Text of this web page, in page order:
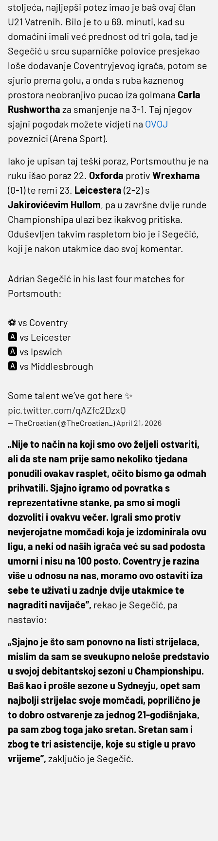
stoljeća, najljepši potez imao je baš ovaj član
U21 Vatrenih. Bilo je to u 69. minuti, kad su
domaćini imali već prednost od tri gola, tad je
Segečić u srcu suparničke polovice presjekao
loše dodavanje Coventryjevog igrača, potom se
sjurio prema golu, a onda s ruba kaznenog
prostora neobranjivo pucao iza golmana Carla
Rushwortha za smanjenje na 3-1. Taj njegov
sjajni pogodak možete vidjeti na OVOJ
poveznici (Arena Sport).
Iako je upisan taj teški poraz, Portsmouthu je na
ruku išao poraz 22. Oxforda protiv Wrexhama
(0-1) te remi 23. Leicestera (2-2) s
Jakirovićevim Hullom, pa u završne dvije runde
Championshipa ulazi bez ikakvog pritiska.
Oduševljen takvim raspletom bio je i Segečić,
koji je nakon utakmice dao svoj komentar.
Adrian Segečić in his last four matches for
Portsmouth:
⚽️ vs Coventry
🅰️ vs Leicester
🅰️ vs Ipswich
🅰️ vs Middlesbrough
Some talent we’ve got here ✨
pic.twitter.com/qAZfc2DzxQ
— TheCroatian (@TheCroatian_)April 21, 2026
„Nije to način na koji smo ovo željeli ostvariti,
ali da ste nam prije samo nekoliko tjedana
ponudili ovakav rasplet, očito bismo ga odmah
prihvatili. Sjajno igramo od povratka s
reprezentativne stanke, pa smo si mogli
dozvoliti i ovakvu večer. Igrali smo protiv
nevjerojatne momčadi koja je izdominirala ovu
ligu, a neki od naših igrača već su sad podosta
umorni i nisu na 100 posto. Coventry je razina
više u odnosu na nas, moramo ovo ostaviti iza
sebe te uživati u zadnje dvije utakmice te
nagraditi navijače”, rekao je Segečić, pa
nastavio:
„Sjajno je što sam ponovno na listi strijelaca,
mislim da sam se sveukupno neloše predstavio
u svojoj debitantskoj sezoni u Championshipu.
Baš kao i prošle sezone u Sydneyju, opet sam
najbolji strijelac svoje momčadi, poprilično je
to dobro ostvarenje za jednog 21-godišnjaka,
pa sam zbog toga jako sretan. Sretan sam i
zbog te tri asistencije, koje su stigle u pravo
vrijeme”, zaključio je Segečić.